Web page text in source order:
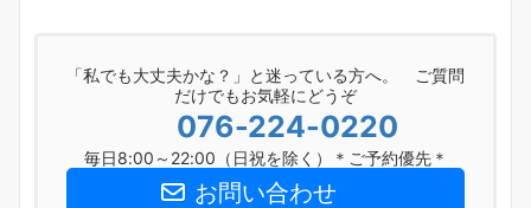
「私でも大丈夫かな？」と迷っている方へ。 ご質問
だけでもお気軽にどうぞ
076-224-0220
毎日8:00～22:00（日祝を除く）＊ご予約優先＊
お問い合わせ